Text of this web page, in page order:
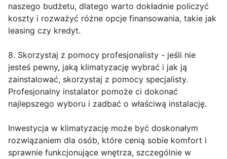
naszego budżetu, dlatego warto dokładnie policzyć
koszty i rozważyć różne opcje finansowania, takie jak
leasing czy kredyt.
8. Skorzystaj z pomocy profesjonalisty - jeśli nie
jesteś pewny, jaką klimatyzację wybrać i jak ją
zainstalować, skorzystaj z pomocy specjalisty.
Profesjonalny instalator pomoże ci dokonać
najlepszego wyboru i zadbać o właściwą instalację.
Inwestycja w klimatyzację może być doskonałym
rozwiązaniem dla osób, które cenią sobie komfort i
sprawnie funkcjonujące wnętrza, szczególnie w